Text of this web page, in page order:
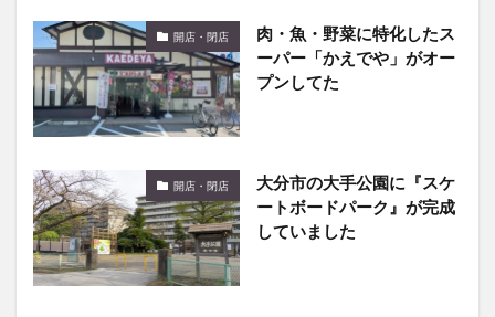
開店・閉店
肉・魚・野菜に特化したス
ーパー「かえでや」がオー
プンしてた
開店・閉店
大分市の大手公園に『スケ
ートボードパーク』が完成
していました